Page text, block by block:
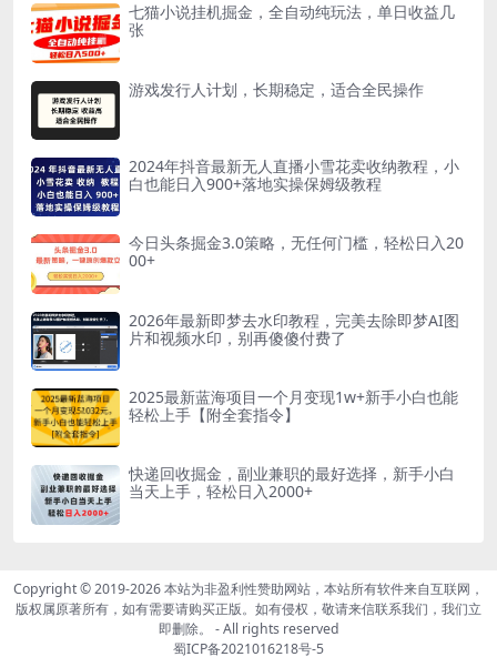
七猫小说挂机掘金，全自动纯玩法，单日收益几
张
游戏发行人计划，长期稳定，适合全民操作
2024年抖音最新无人直播小雪花卖收纳教程，小
白也能日入900+落地实操保姆级教程
今日头条掘金3.0策略，无任何门槛，轻松日入20
00+
2026年最新即梦去水印教程，完美去除即梦AI图
片和视频水印，别再傻傻付费了
2025最新蓝海项目一个月变现1w+新手小白也能
轻松上手【附全套指令】
快递回收掘金，副业兼职的最好选择，新手小白
当天上手，轻松日入2000+
Copyright © 2019-2026本站为非盈利性赞助网站，本站所有软件来自互联网，
版权属原著所有，如有需要请购买正版。如有侵权，敬请来信联系我们，我们立
即删除。
- All rights reserved
蜀ICP备2021016218号-5